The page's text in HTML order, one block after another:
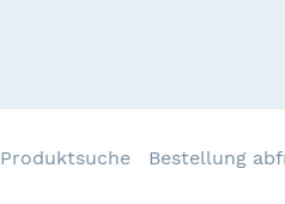
Produktsuche Bestellung